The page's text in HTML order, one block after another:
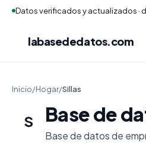
labasededatos.com
Inicio/Hogar/Sillas
S Base de
Base de datos de